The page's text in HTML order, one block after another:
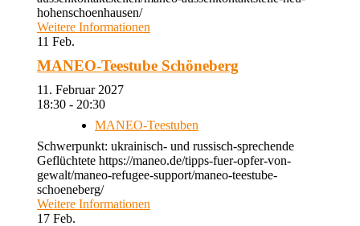
hohenschoenhausen/
Weitere Informationen
11 Feb.
MANEO-Teestube Schöneberg
11. Februar 2027
18:30 - 20:30
MANEO-Teestuben
Schwerpunkt: ukrainisch- und russisch-sprechende
Geflüchtete https://maneo.de/tipps-fuer-opfer-von-
gewalt/maneo-refugee-support/maneo-teestube-
schoeneberg/
Weitere Informationen
17 Feb.